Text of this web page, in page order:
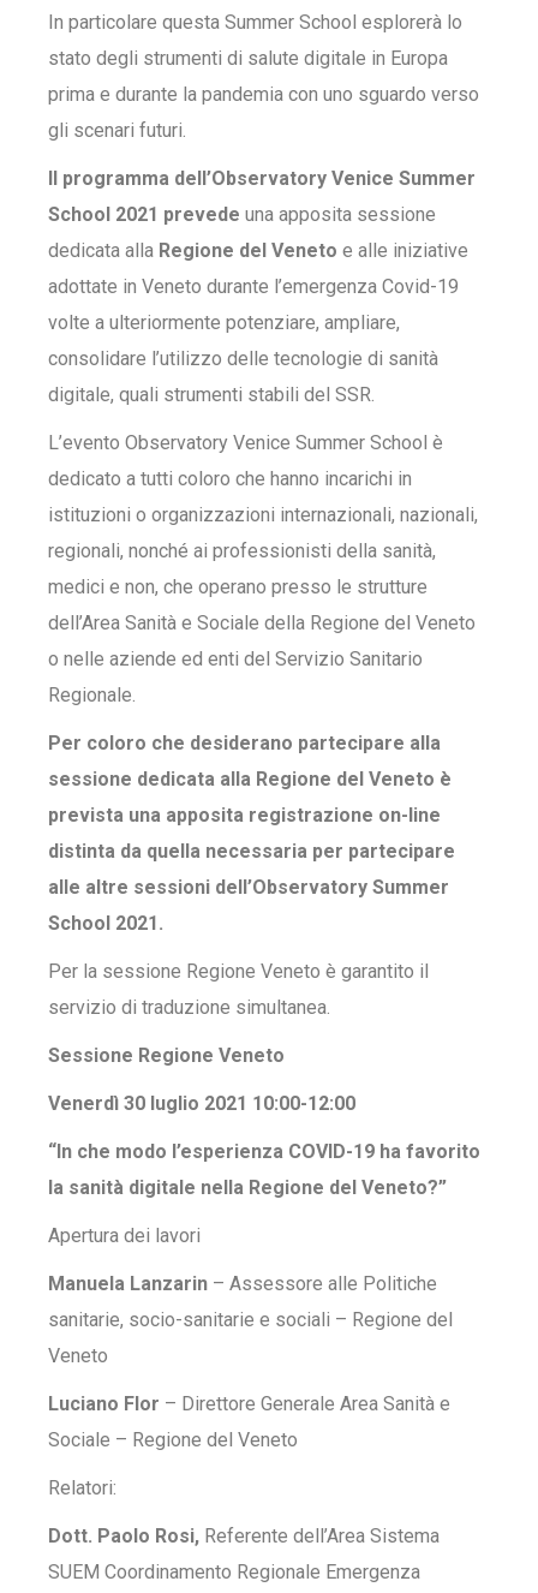
In particolare questa Summer School esplorerà lo
stato degli strumenti di salute digitale in Europa
prima e durante la pandemia con uno sguardo verso
gli scenari futuri.
Il programma dell’Observatory Venice Summer
School 2021 prevede una apposita sessione
dedicata alla Regione del Veneto e alle iniziative
adottate in Veneto durante l’emergenza Covid-19
volte a ulteriormente potenziare, ampliare,
consolidare l’utilizzo delle tecnologie di sanità
digitale, quali strumenti stabili del SSR.
L’evento Observatory Venice Summer School è
dedicato a tutti coloro che hanno incarichi in
istituzioni o organizzazioni internazionali, nazionali,
regionali, nonché ai professionisti della sanità,
medici e non, che operano presso le strutture
dell’Area Sanità e Sociale della Regione del Veneto
o nelle aziende ed enti del Servizio Sanitario
Regionale.
Per coloro che desiderano partecipare alla
sessione dedicata alla Regione del Veneto è
prevista una apposita registrazione on-line
distinta da quella necessaria per partecipare
alle altre sessioni dell’Observatory Summer
School 2021.
Per la sessione Regione Veneto è garantito il
servizio di traduzione simultanea.
Sessione Regione Veneto
Venerdì 30 luglio 2021 10:00-12:00
“In che modo l’esperienza COVID-19 ha favorito
la sanità digitale nella Regione del Veneto?”
Apertura dei lavori
Manuela Lanzarin – Assessore alle Politiche
sanitarie, socio-sanitarie e sociali – Regione del
Veneto
Luciano Flor – Direttore Generale Area Sanità e
Sociale – Regione del Veneto
Relatori:
Dott. Paolo Rosi, Referente dell’Area Sistema
SUEM Coordinamento Regionale Emergenza